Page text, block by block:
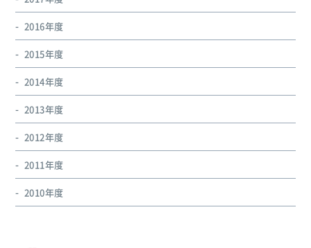
2016年度
2015年度
2014年度
2013年度
2012年度
2011年度
2010年度